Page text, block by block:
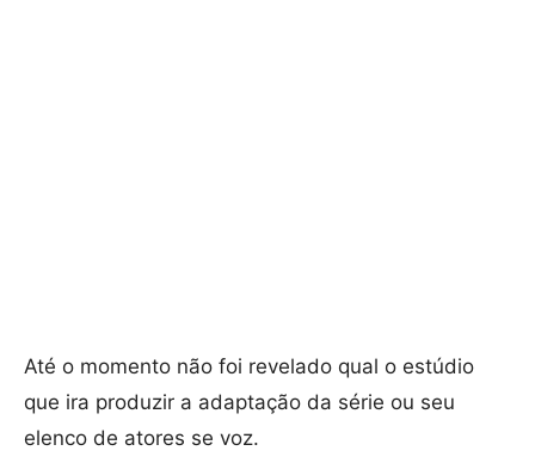
Até o momento não foi revelado qual o estúdio
que ira produzir a adaptação da série ou seu
elenco de atores se voz.